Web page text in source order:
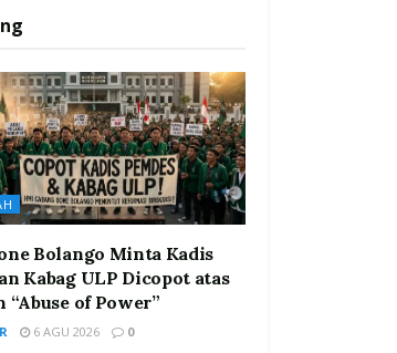
Bolango Minta Kadis
Kabag ULP Dicopot atas
“Abuse of Power”
6 AGU 2026 0